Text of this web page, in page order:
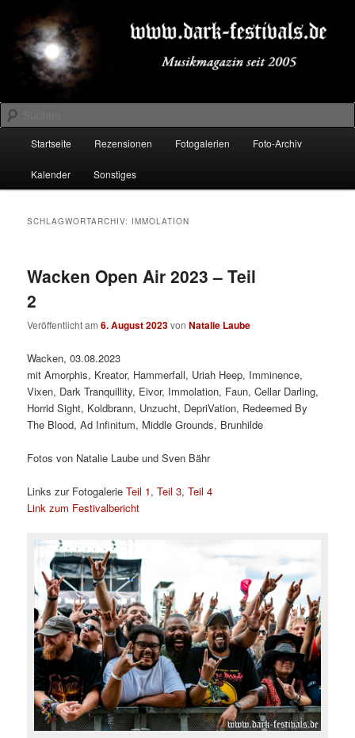
primären
Inhalt
springen
sekundären
Inhalt
springenDARK-FESTIVALS.DE
Suchen
Startseite Rezensionen Fotogalerien Foto-Archiv
Kalender Sonstiges
SCHLAGWORTARCHIV: IMMOLATION
Wacken Open Air 2023 – Teil
2
Veröffentlicht am6. August 2023vonNatalie Laube
Wacken, 03.08.2023
mit Amorphis, Kreator, Hammerfall, Uriah Heep, Imminence,
Vixen, Dark Tranquillity, Eivor, Immolation, Faun, Cellar Darling,
Horrid Sight, Koldbrann, Unzucht, DepriVation, Redeemed By
The Blood, Ad Infinitum, Middle Grounds, Brunhilde
Fotos von Natalie Laube und Sven Bähr
Links zur FotogalerieTeil 1,Teil 3,Teil 4
Link zum Festivalbericht